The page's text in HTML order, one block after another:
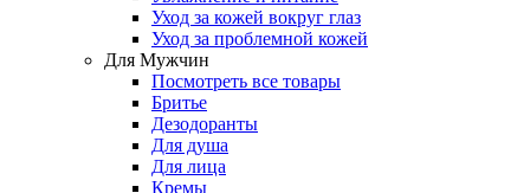
Уход за кожей вокруг глаз
Уход за проблемной кожей
Для Мужчин
Посмотреть все товары
Бритье
Дезодоранты
Для душа
Для лица
Кремы